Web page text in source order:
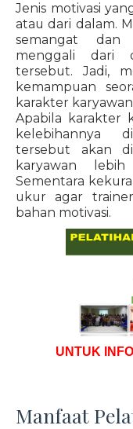
Jenis motivasi
atau dari dalam.
semangat dan
menggali dari
tersebut. Jadi,
kemampuan
karakter
Apabila karakter
kelebihannya
tersebut akan
karyawan
Sementara
ukur agar
bahan motivasi.
UNTUK
Manfaat